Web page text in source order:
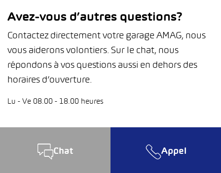
Avez-vous d’autres questions?
Contactez directement votre garage AMAG, nous
vous aiderons volontiers. Sur le chat, nous
répondons à vos questions aussi en dehors des
horaires d’ouverture.
Lu - Ve 08.00 - 18.00 heures
Chat Appel